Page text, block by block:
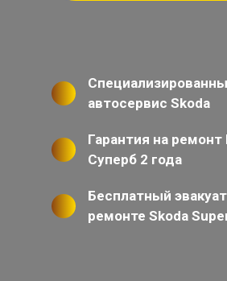
автосервис Skoda
Гарантия на
Суперб 2 года
Бесплатный
ремонте Skoda